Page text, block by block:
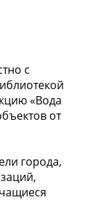
с
«Вода
от
города,